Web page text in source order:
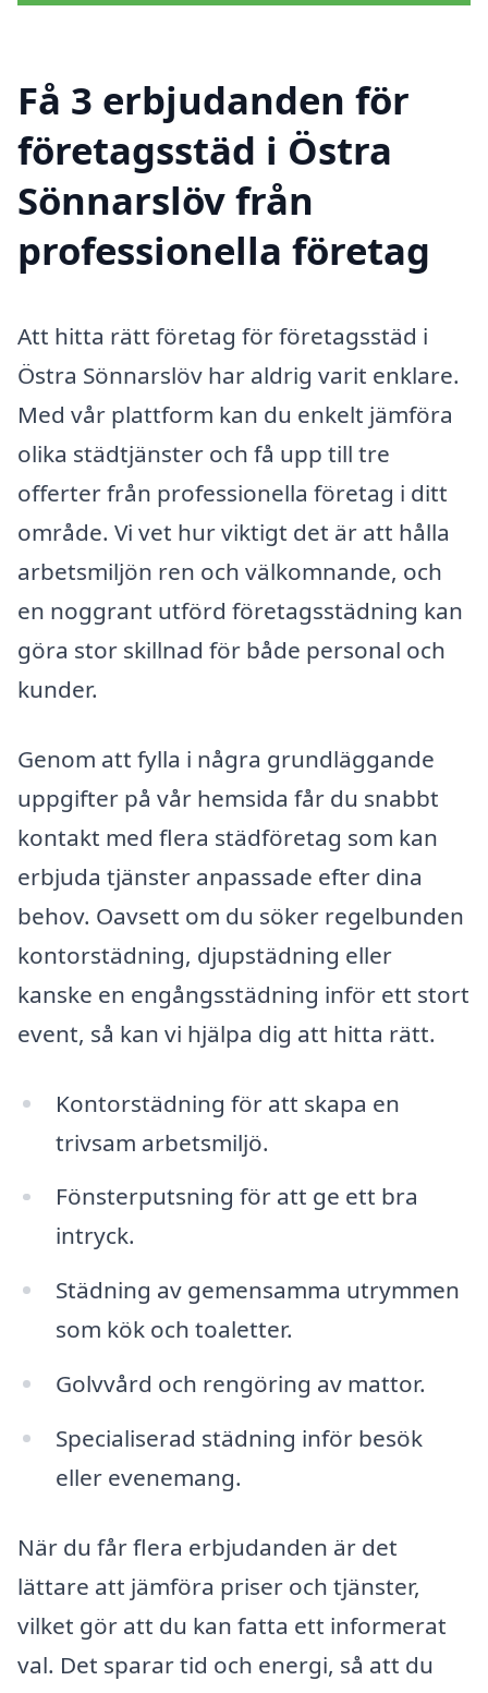
Få 3 erbjudanden för
företagsstäd i Östra
Sönnarslöv från
professionella företag
Att hitta rätt företag för företagsstäd i
Östra Sönnarslöv har aldrig varit enklare.
Med vår plattform kan du enkelt jämföra
olika städtjänster och få upp till tre
offerter från professionella företag i ditt
område. Vi vet hur viktigt det är att hålla
arbetsmiljön ren och välkomnande, och
en noggrant utförd företagsstädning kan
göra stor skillnad för både personal och
kunder.
Genom att fylla i några grundläggande
uppgifter på vår hemsida får du snabbt
kontakt med flera städföretag som kan
erbjuda tjänster anpassade efter dina
behov. Oavsett om du söker regelbunden
kontorstädning, djupstädning eller
kanske en engångsstädning inför ett stort
event, så kan vi hjälpa dig att hitta rätt.
Kontorstädning för att skapa en
trivsam arbetsmiljö.
Fönsterputsning för att ge ett bra
intryck.
Städning av gemensamma utrymmen
som kök och toaletter.
Golvvård och rengöring av mattor.
Specialiserad städning inför besök
eller evenemang.
När du får flera erbjudanden är det
lättare att jämföra priser och tjänster,
vilket gör att du kan fatta ett informerat
val. Det sparar tid och energi, så att du